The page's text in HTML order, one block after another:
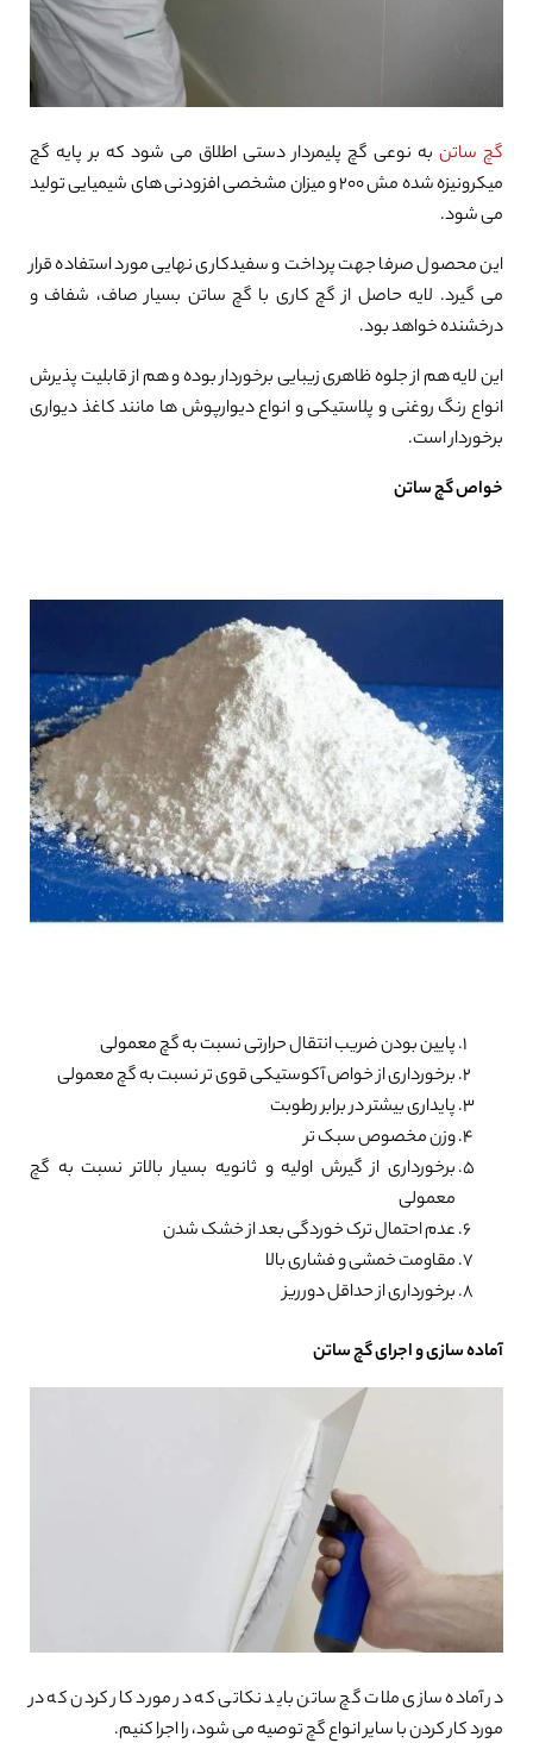
گچ ساتن به نوعی گچ پلیمردار دستی اطلاق می شود که بر پایه گچ
میکرونیزه شده مش ۲۰۰ و میزان مشخصی افزودنی های شیمیایی تولید
می شود.
این محصول صرفا جهت پرداخت و سفیدکاری نهایی مورد استفاده قرار
می گیرد. لایه حاصل از گچ کاری با گچ ساتن بسیار صاف، شفاف و
درخشنده خواهد بود.
این لایه هم از جلوه ظاهری زیبایی برخوردار بوده و هم از قابلیت پذیرش
انواع رنگ روغنی و پلاستیکی و انواع دیوارپوش ها مانند کاغذ دیواری
برخوردار است.
خواص گچ ساتن
پایین بودن ضریب انتقال حرارتی نسبت به گچ معمولی
برخورداری از خواص آکوستیکی قوی تر نسبت به گچ معمولی
پایداری بیشتر در برابر رطوبت
وزن مخصوص سبک تر
برخورداری از گیرش اولیه و ثانویه بسیار بالاتر نسبت به گچ
معمولی
عدم احتمال ترک خوردگی بعد از خشک شدن
مقاومت خمشی و فشاری بالا
برخورداری از حداقل دورریز
آماده سازی و اجرای گچ ساتن
در آماده سازی ملات گچ ساتن باید نکاتی که در مورد کار کردن که در
مورد کار کردن با سایر انواع گچ توصیه می شود، را اجرا کنیم.